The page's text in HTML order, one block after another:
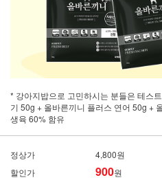
* 강아지밥으로 고민하시는 분들은 테스
기 50g + 올바른끼니 플러스 연어 50g +
생육 60% 함유
정상가
4,800원
할인가
900원